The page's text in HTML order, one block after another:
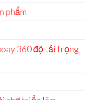
phẩm
360 độ tải trọng